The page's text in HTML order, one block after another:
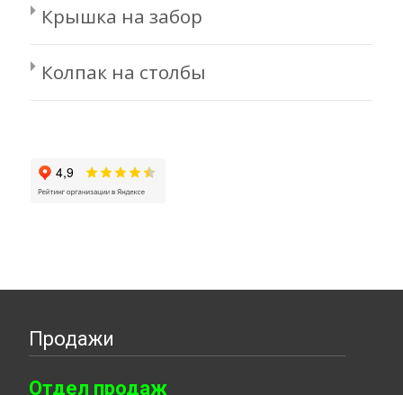
Крышка на забор
Колпак на столбы
Продажи
Отдел продаж